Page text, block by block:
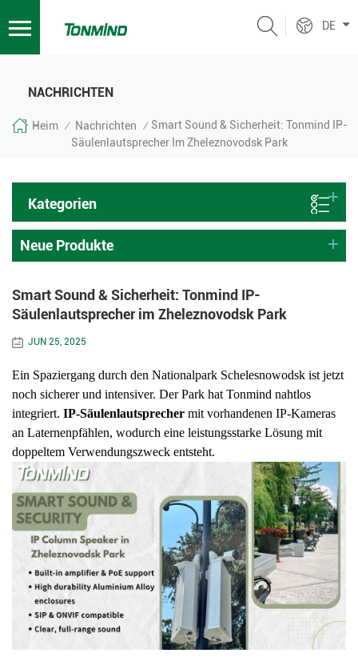
DE
NACHRICHTEN
Heim / Nachrichten / Smart Sound & Sicherheit: Tonmind IP-
Säulenlautsprecher Im Zheleznovodsk Park
Kategorien
Neue Produkte
Smart Sound & Sicherheit: Tonmind IP-
Säulenlautsprecher im Zheleznovodsk Park
JUN 25, 2025
Ein Spaziergang durch den Nationalpark Schelesnowodsk ist jetzt
noch sicherer und intensiver. Der Park hat Tonmind nahtlos
integriert. IP-Säulenlautsprecher mit vorhandenen IP-Kameras
an Laternenpfählen, wodurch eine leistungsstarke Lösung mit
doppeltem Verwendungszweck entsteht.